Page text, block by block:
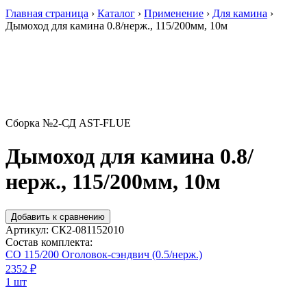
Главная страница › Каталог › Применение › Для камина ›
Дымоход для камина 0.8/нерж., 115/200мм, 10м
Сборка №2-СД AST-FLUE
Дымоход для камина 0.8/
нерж., 115/200мм, 10м
Добавить к сравнению
Артикул: СК2-081152010
Состав комплекта:
СО 115/200 Оголовок-сэндвич (0.5/нерж.)
2352 ₽
1 шт